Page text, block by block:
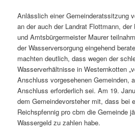
Anlässlich einer Gemeinderatssitzung
an der auch der Landrat Flottmann,
und Amtsbürgermeister Maurer
der Wasserversorgung eingehend
machten deutlich, dass wegen der
Wasserverhältnisse in Westernkotten
Anschluss vorgesehenen Gemeinden,
Anschluss erforderlich sei. Am 19.
dem Gemeindevorsteher mit, dass bei
Reichspfennig pro cbm die Gemeinde
Wassergeld zu zahlen habe.